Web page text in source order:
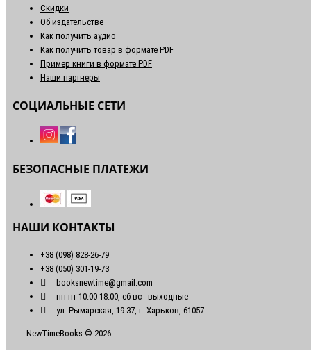
Скидки
Об издательстве
Как получить аудио
Как получить товар в формате PDF
Пример книги в формате PDF
Наши партнеры
СОЦИАЛЬНЫЕ СЕТИ
БЕЗОПАСНЫЕ ПЛАТЕЖИ
НАШИ КОНТАКТЫ
+38 (098) 828-26-79
+38 (050) 301-19-73
booksnewtime@gmail.com
пн-пт 10:00-18:00, сб-вс - выходные
ул. Рымарская, 19-37, г. Харьков, 61057
NewTimeBooks © 2026